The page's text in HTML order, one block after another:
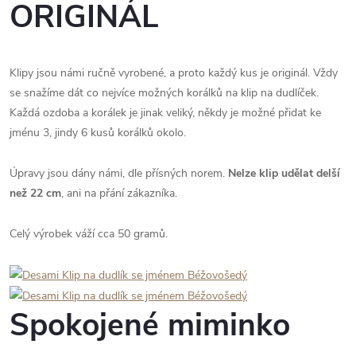
ORIGINÁL
Klipy jsou námi ručně vyrobené, a proto každý kus je originál. Vždy
se snažíme dát co nejvíce možných korálků na klip na dudlíček.
Každá ozdoba a korálek je jinak veliký, někdy je možné přidat ke
jménu 3, jindy 6 kusů korálků okolo.
Úpravy jsou dány námi, dle přísných norem. Nelze klip udělat delší
než 22 cm, ani na přání zákazníka.
Celý výrobek váží cca 50 gramů.
Spokojené miminko